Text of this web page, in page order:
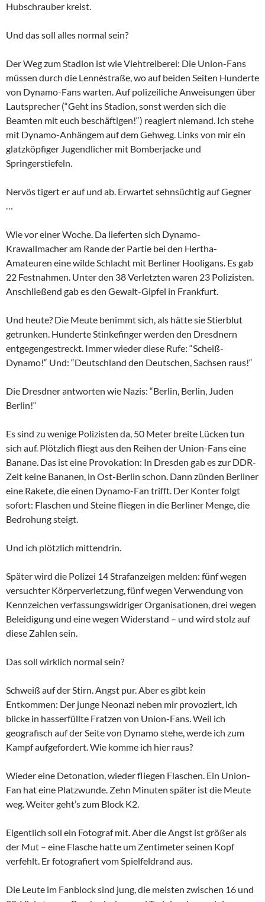
Hubschrauber kreist.
Und das soll alles normal sein?
Der Weg zum Stadion ist wie Viehtreiberei: Die Union-Fans
müssen durch die Lennéstraße, wo auf beiden Seiten Hunderte
von Dynamo-Fans warten. Auf polizeiliche Anweisungen über
Lautsprecher (“Geht ins Stadion, sonst werden sich die
Beamten mit euch beschäftigen!“) reagiert niemand. Ich stehe
mit Dynamo-Anhängem auf dem Gehweg. Links von mir ein
glatzköpfiger Jugendlicher mit Bomberjacke und
Springerstiefeln.
Nervös tigert er auf und ab. Erwartet sehnsüchtig auf Gegner
…
Wie vor einer Woche. Da lieferten sich Dynamo-
Krawallmacher am Rande der Partie bei den Hertha-
Amateuren eine wilde Schlacht mit Berliner Hooligans. Es gab
22 Festnahmen. Unter den 38 Verletzten waren 23 Polizisten.
Anschließend gab es den Gewalt-Gipfel in Frankfurt.
Und heute? Die Meute benimmt sich, als hätte sie Stierblut
getrunken. Hunderte Stinkefinger werden den Dresdnern
entgegengestreckt. Immer wieder diese Rufe: “Scheiß-
Dynamo!“ Und: “Deutschland den Deutschen, Sachsen raus!“
Die Dresdner antworten wie Nazis: “Berlin, Berlin, Juden
Berlin!“
Es sind zu wenige Polizisten da, 50 Meter breite Lücken tun
sich auf. Plötzlich fliegt aus den Reihen der Union-Fans eine
Banane. Das ist eine Provokation: In Dresden gab es zur DDR-
Zeit keine Bananen, in Ost-Berlin schon. Dann zünden Berliner
eine Rakete, die einen Dynamo-Fan trifft. Der Konter folgt
sofort: Flaschen und Steine fliegen in die Berliner Menge, die
Bedrohung steigt.
Und ich plötzlich mittendrin.
Später wird die Polizei 14 Strafanzeigen melden: fünf wegen
versuchter Körperverletzung, fünf wegen Verwendung von
Kennzeichen verfassungswidriger Organisationen, drei wegen
Beleidigung und eine wegen Widerstand – und wird stolz auf
diese Zahlen sein.
Das soll wirklich normal sein?
Schweiß auf der Stirn. Angst pur. Aber es gibt kein
Entkommen: Der junge Neonazi neben mir provoziert, ich
blicke in hasserfüllte Fratzen von Union-Fans. Weil ich
geografisch auf der Seite von Dynamo stehe, werde ich zum
Kampf aufgefordert. Wie komme ich hier raus?
Wieder eine Detonation, wieder fliegen Flaschen. Ein Union-
Fan hat eine Platzwunde. Zehn Minuten später ist die Meute
weg. Weiter geht’s zum Block K2.
Eigentlich soll ein Fotograf mit. Aber die Angst ist größer als
der Mut – eine Flasche hatte um Zentimeter seinen Kopf
verfehlt. Er fotografiert vom Spielfeldrand aus.
Die Leute im Fanblock sind jung, die meisten zwischen 16 und